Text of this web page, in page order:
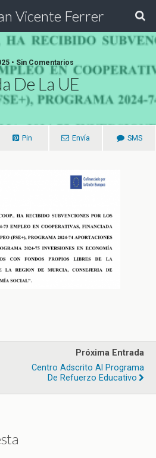
Vicente Ferrer
• Sin Comentarios
De La UE
Pin Envía SMS
Próxima Entrada
Centro Adscrito Al Programa
De Refuerzo Educativo